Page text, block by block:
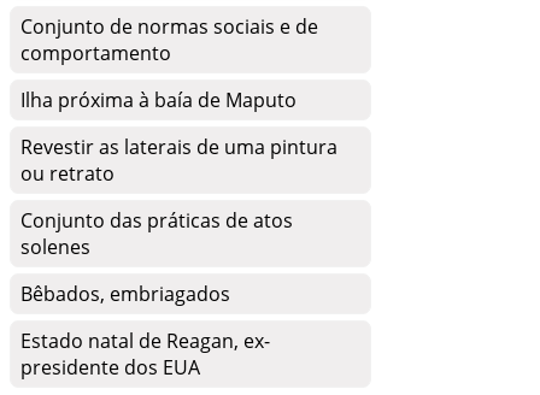
Conjunto de normas sociais e de
comportamento
Ilha próxima à baía de Maputo
Revestir as laterais de uma pintura
ou retrato
Conjunto das práticas de atos
solenes
Bêbados, embriagados
Estado natal de Reagan, ex-
presidente dos EUA